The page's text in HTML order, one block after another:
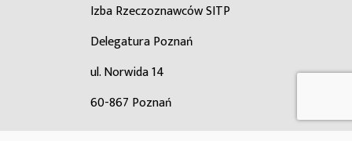
Izba Rzeczoznawców SITP
Delegatura Poznań
ul. Norwida 14
60-867 Poznań